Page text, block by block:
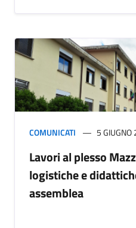
COMUNICATI 5
Lavori al plesso
logistiche e
assemblea